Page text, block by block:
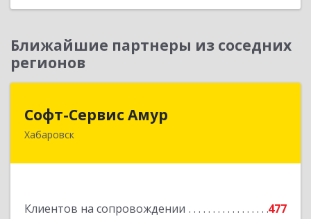
Ближайшие партнеры из соседних
регионов
Софт-Сервис Амур
Хабаровск
Клиентов на сопровождении 477
680000, Хабаровский край, Хабаровск г,